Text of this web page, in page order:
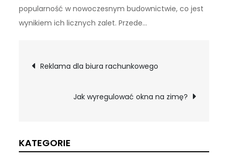
popularność w nowoczesnym budownictwie, co jest
wynikiem ich licznych zalet. Przede…
Nawigacja
wpisu
Reklama dla biura rachunkowego
Jak wyregulować okna na zimę?
KATEGORIE